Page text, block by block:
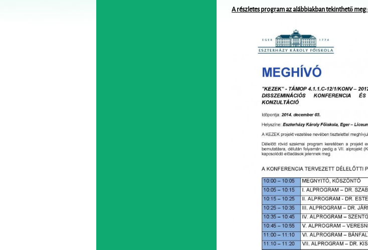
A részletes program az alábbiakban tekinthető meg: